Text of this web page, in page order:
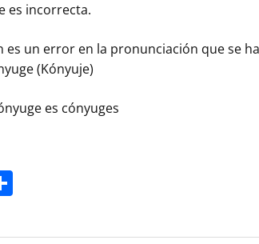
es incorrecta.
es un error en la pronunciación que se
(Kónyuje)
es cónyuges